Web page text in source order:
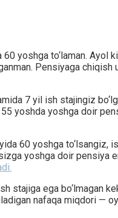
yoshga to‘laman. Ayol
Pensiyaga chiqish
7 yil ish stajingiz
55 yoshda yoshga doir
60 yoshga to‘lsangiz,
yoshga doir pensiya
stajiga ega bo‘lmagan
nafaqa miqdori —